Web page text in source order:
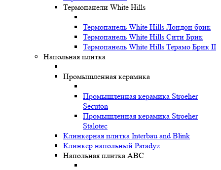
Термопанели White Hills
Термопанель White Hills Лондон брик
Термопанель White Hills Сити Брик
Термопанель White Hills Терамо Брик II
Напольная плитка
Промышленная керамика
Промышленная керамика Stroeher
Secuton
Промышленная керамика Stroeher
Stalotec
Клинкерная плитка Interbau and Blink
Клинкер напольный Paradyz
Напольная плитка ABC